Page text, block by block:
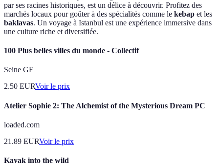
par ses racines historiques, est un délice à découvrir. Profitez des
marchés locaux pour goûter à des spécialités comme le kebap et les
baklavas. Un voyage à Istanbul est une expérience immersive dans
une culture riche et diversifiée.
100 Plus belles villes du monde - Collectif
Seine GF
2.50 EURVoir le prix
Atelier Sophie 2: The Alchemist of the Mysterious Dream PC
loaded.com
21.89 EURVoir le prix
Kayak into the wild